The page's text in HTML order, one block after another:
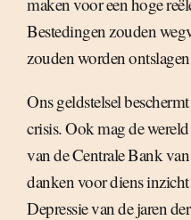
Bestedingen zouden
zouden worden
Ons geldstelsel
crisis. Ook mag de
van de Centrale Bank
danken voor diens
Depressie van de jaren